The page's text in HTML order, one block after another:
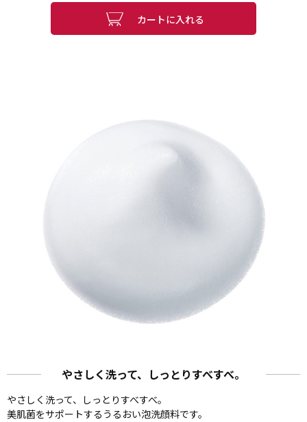
カートに入れる
やさしく洗って、しっとりすべすべ。
やさしく洗って、しっとりすべすべ。
美肌菌をサポートするうるおい泡洗顔料です。